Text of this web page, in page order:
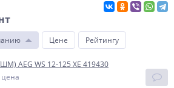
Цене Рейтингу
AEG WS 12-125 XE 419430
цена